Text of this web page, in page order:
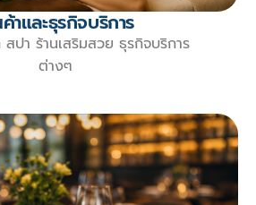
าและธุรกิจบริการ
ปา ร้านเสริมสวย ธุรกิจบริการ
ต่างๆ